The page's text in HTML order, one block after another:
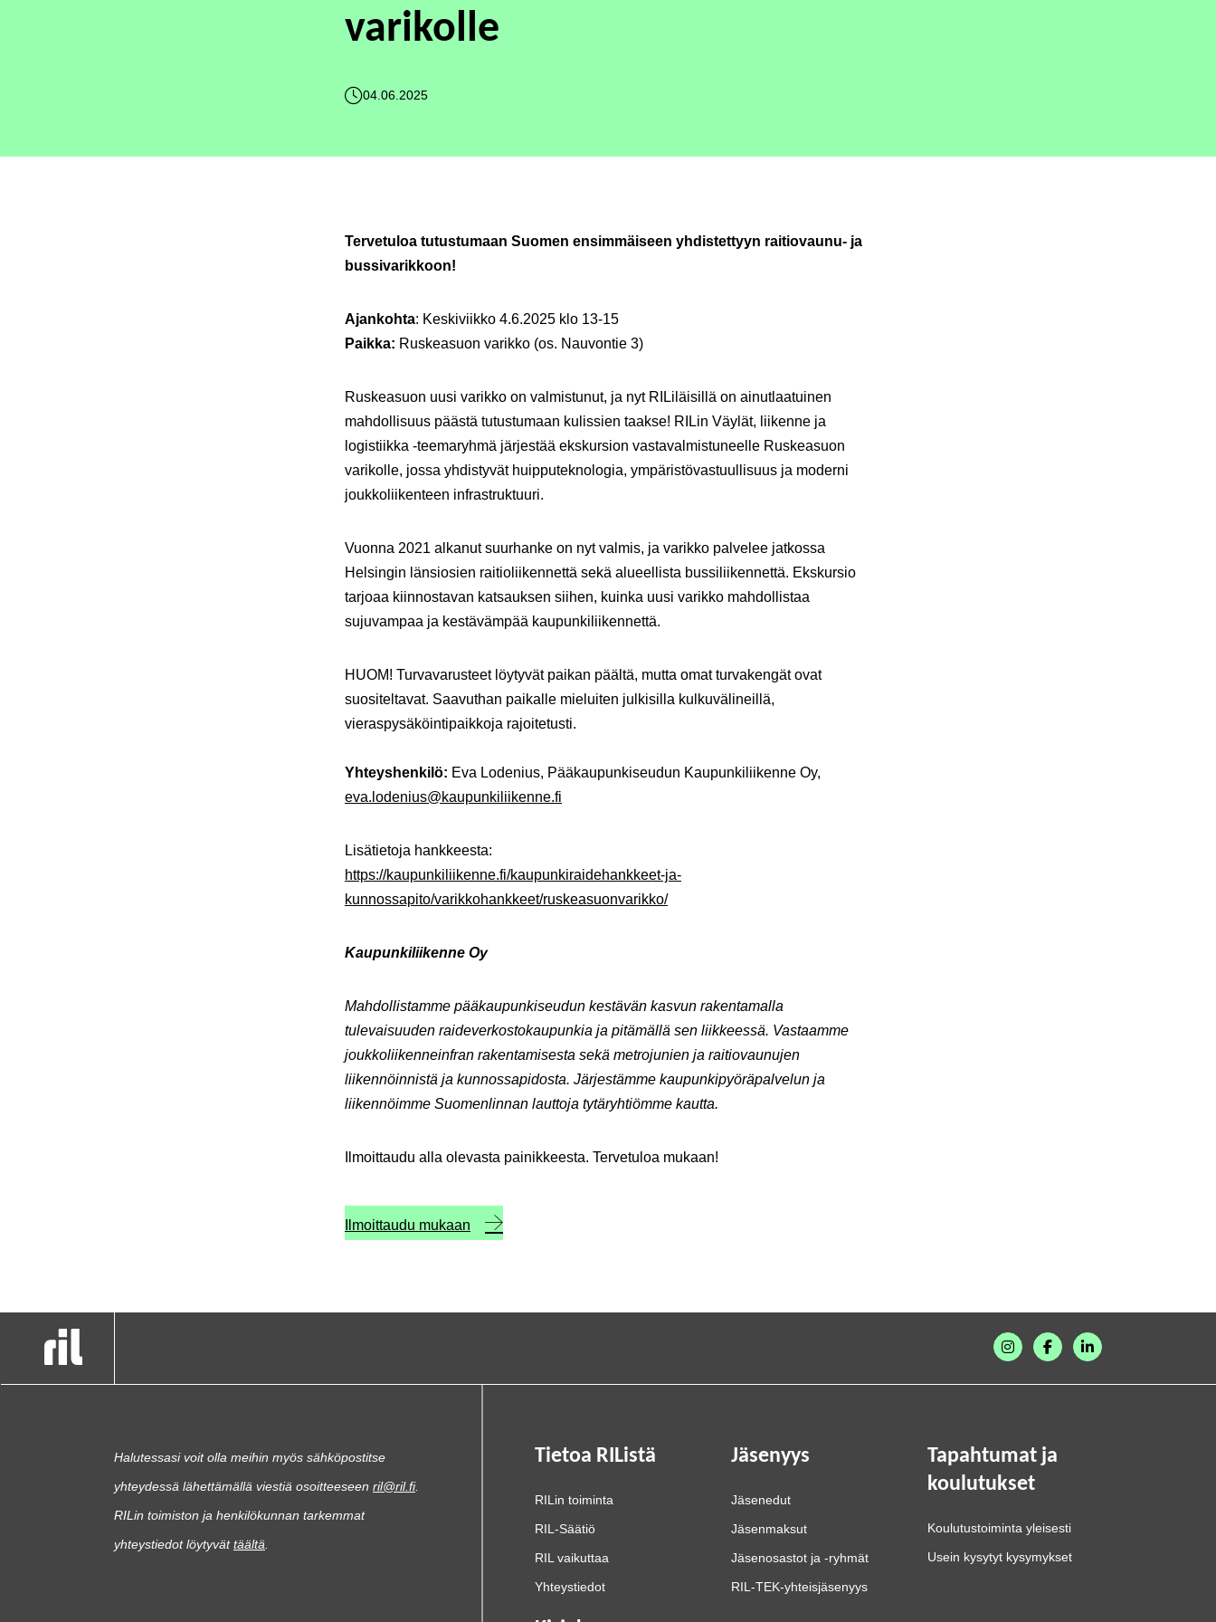
varikolle
04.06.2025
Tervetuloa tutustumaan Suomen ensimmäiseen yhdistettyyn raitiovaunu- ja
bussivarikkoon!
Ajankohta: Keskiviikko 4.6.2025 klo 13-15
Paikka: Ruskeasuon varikko (os. Nauvontie 3)
Ruskeasuon uusi varikko on valmistunut, ja nyt RILiläisillä on ainutlaatuinen
mahdollisuus päästä tutustumaan kulissien taakse! RILin Väylät, liikenne ja
logistiikka -teemaryhmä järjestää ekskursion vastavalmistuneelle Ruskeasuon
varikolle, jossa yhdistyvät huipputeknologia, ympäristövastuullisuus ja moderni
joukkoliikenteen infrastruktuuri.
Vuonna 2021 alkanut suurhanke on nyt valmis, ja varikko palvelee jatkossa
Helsingin länsiosien raitioliikennettä sekä alueellista bussiliikennettä. Ekskursio
tarjoaa kiinnostavan katsauksen siihen, kuinka uusi varikko mahdollistaa
sujuvampaa ja kestävämpää kaupunkiliikennettä.
HUOM! Turvavarusteet löytyvät paikan päältä, mutta omat turvakengät ovat
suositeltavat. Saavuthan paikalle mieluiten julkisilla kulkuvälineillä,
vieraspysäköintipaikkoja rajoitetusti.
Yhteyshenkilö: Eva Lodenius, Pääkaupunkiseudun Kaupunkiliikenne Oy,
eva.lodenius@kaupunkiliikenne.fi
Lisätietoja hankkeesta:
https://kaupunkiliikenne.fi/kaupunkiraidehankkeet-ja-
kunnossapito/varikkohankkeet/ruskeasuonvarikko/
Kaupunkiliikenne Oy
Mahdollistamme pääkaupunkiseudun kestävän kasvun rakentamalla
tulevaisuuden raideverkostokaupunkia ja pitämällä sen liikkeessä. Vastaamme
joukkoliikenneinfran rakentamisesta sekä metrojunien ja raitiovaunujen
liikennöinnistä ja kunnossapidosta. Järjestämme kaupunkipyöräpalvelun ja
liikennöimme Suomenlinnan lauttoja tytäryhtiömme kautta.
Ilmoittaudu alla olevasta painikkeesta. Tervetuloa mukaan!
Ilmoittaudu mukaan
Halutessasi voit olla meihin myös sähköpostitse
yhteydessä lähettämällä viestiä osoitteeseen ril@ril.fi.
RILin toimiston ja henkilökunnan tarkemmat
yhteystiedot löytyvättäältä
Tietoa RIListä
RILin toiminta
RIL-Säätiö
RIL vaikuttaa
Yhteystiedot
Jäsenyys
Jäsenedut
Jäsenmaksut
Jäsenosastot ja -ryhmät
RIL-TEK-yhteisjäsenyys
Tapahtumat ja
koulutukset
Koulutustoiminta yleisesti
Usein kysytyt kysymykset